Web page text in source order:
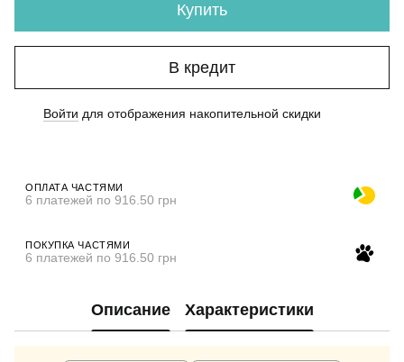
Купить
В кредит
Войти для отображения накопительной скидки
ОПЛАТА ЧАСТЯМИ
6 платежей по 916.50 грн
ПОКУПКА ЧАСТЯМИ
6 платежей по 916.50 грн
Описание Характеристики